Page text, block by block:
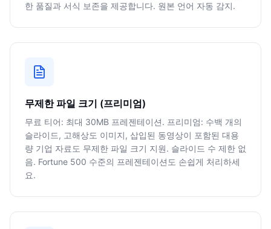
한 품질과 서식 보존을 제공합니다. 원본 언어 자동 감지.
무제한 파일 크기 (프리미엄)
무료 티어: 최대 30MB 프레젠테이션. 프리미엄: 수백 개의
슬라이드, 고해상도 이미지, 삽입된 동영상이 포함된 대용
량 기업 자료도 무제한 파일 크기 지원. 슬라이드 수 제한 없
음. Fortune 500 수준의 프레젠테이션도 손쉽게 처리하세
요.